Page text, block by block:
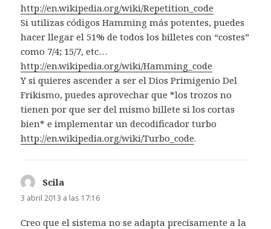
http://en.wikipedia.org/wiki/Repetition_code
Si utilizas códigos Hamming más potentes, puedes
hacer llegar el 51% de todos los billetes con “costes”
como 7/4; 15/7, etc…
http://en.wikipedia.org/wiki/Hamming_code
Y si quieres ascender a ser el Dios Primigenio Del
Frikismo, puedes aprovechar que *los trozos no
tienen por que ser del mismo billete si los cortas
bien* e implementar un decodificador turbo
http://en.wikipedia.org/wiki/Turbo_code.
Scila
3 abril 2013 a las 17:16
Creo que el sistema no se adapta precisamente a la